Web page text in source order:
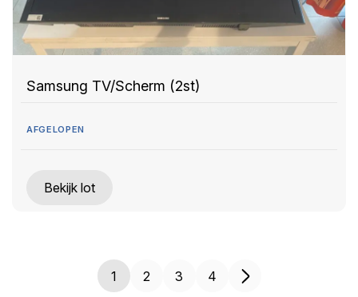
Samsung TV/Scherm (2st)
AFGELOPEN
Bekijk lot
1 2 3 4